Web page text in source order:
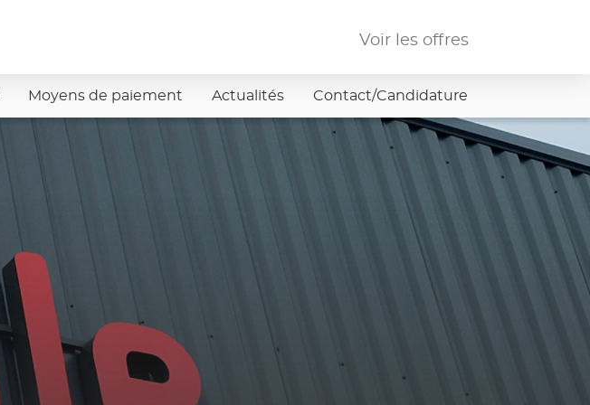
Voir les offres
Moyens de paiement Actualités Contact/Candidature